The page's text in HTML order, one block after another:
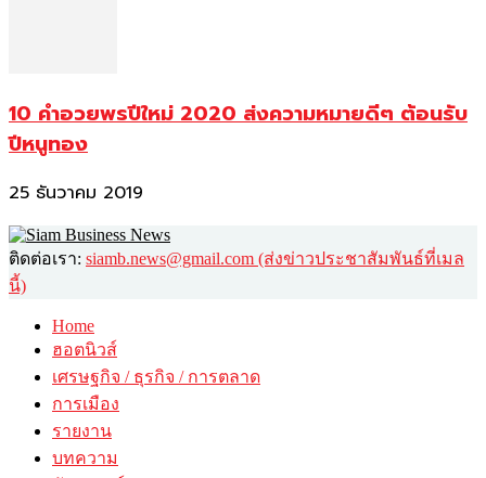
10 คำอวยพรปีใหม่ 2020 ส่งความหมายดีๆ ต้อนรับ
ปีหนูทอง
25 ธันวาคม 2019
ติดต่อเรา: siamb.news@gmail.com (ส่งข่าวประชาสัมพันธ์ที่เมล
นี้)
Home
ฮอตนิวส์
เศรษฐกิจ / ธุรกิจ / การตลาด
การเมือง
รายงาน
บทความ